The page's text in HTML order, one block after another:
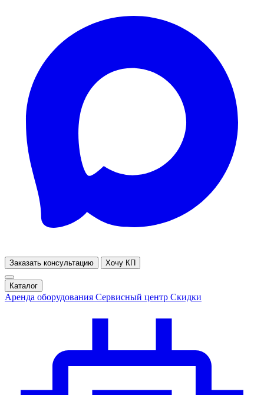
Заказать консультацию Хочу КП
Каталог
Аренда оборудования Сервисный центр Скидки